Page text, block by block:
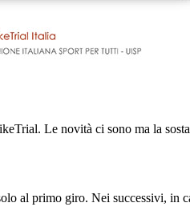
Le novità ci sono ma la
al primo giro. Nei successivi, in